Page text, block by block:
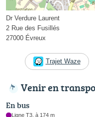
Dr Verdure Laurent
2 Rue des Fusillés
27000 Évreux
Trajet Waze
Venir en
En bus
Ligne T3, à 174 m